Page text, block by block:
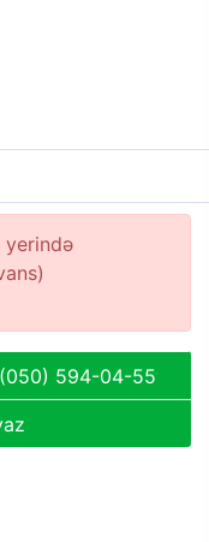
yerində
(050) 594-04-55